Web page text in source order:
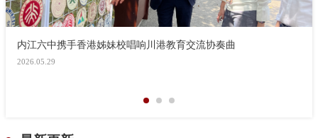
内江六中携手香港姊妹校唱响川港教育交流协奏曲
2026.05.29